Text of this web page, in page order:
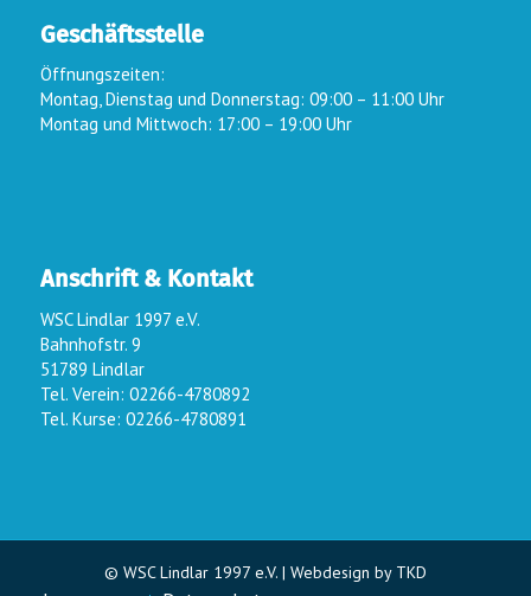
Geschäftsstelle
Öffnungszeiten:
Montag, Dienstag und Donnerstag: 09:00 – 11:00 Uhr
Montag und Mittwoch: 17:00 – 19:00 Uhr
Anschrift & Kontakt
WSC Lindlar 1997 e.V.
Bahnhofstr. 9
51789 Lindlar
Tel. Verein: 02266-4780892
Tel. Kurse: 02266-4780891
© WSC Lindlar 1997 e.V. | Webdesign by TKD